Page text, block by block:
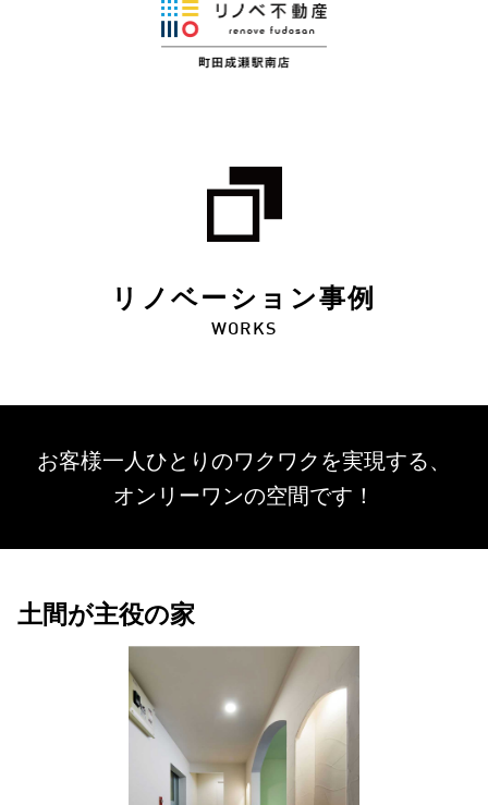
リノベーション事例
WORKS
お客様一人ひとりのワクワクを実現する、
オンリーワンの空間です！
土間が主役の家